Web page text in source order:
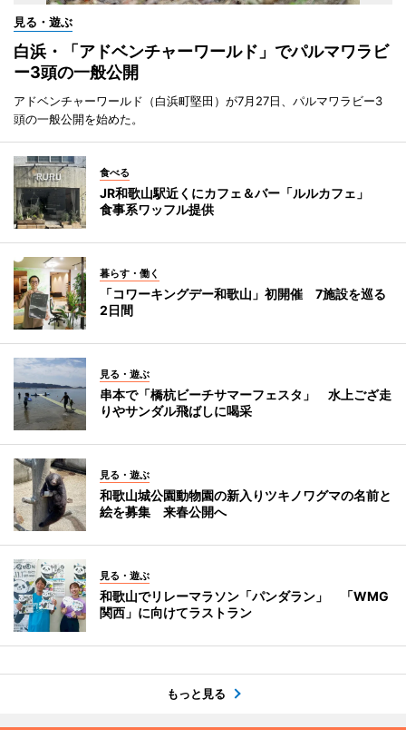
見る・遊ぶ
白浜・「アドベンチャーワールド」でパルマワラビ
ー3頭の一般公開
アドベンチャーワールド（白浜町堅田）が7月27日、パルマワラビー3
頭の一般公開を始めた。
食べる
JR和歌山駅近くにカフェ＆バー「ルルカフェ」
食事系ワッフル提供
暮らす・働く
「コワーキングデー和歌山」初開催 7施設を巡る
2日間
見る・遊ぶ
串本で「橋杭ビーチサマーフェスタ」 水上ござ走
りやサンダル飛ばしに喝采
見る・遊ぶ
和歌山城公園動物園の新入りツキノワグマの名前と
絵を募集 来春公開へ
見る・遊ぶ
和歌山でリレーマラソン「パンダラン」 「WMG
関西」に向けてラストラン
もっと見る